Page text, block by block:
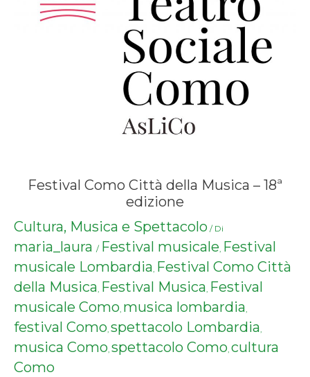
Festival Como Città della Musica – 18ª
edizione
Cultura, Musica e Spettacolo / Di
maria_laura / Festival musicale, Festival
musicale Lombardia, Festival Como Città
della Musica, Festival Musica, Festival
musicale Como, musica lombardia,
festival Como, spettacolo Lombardia,
musica Como, spettacolo Como, cultura
Como